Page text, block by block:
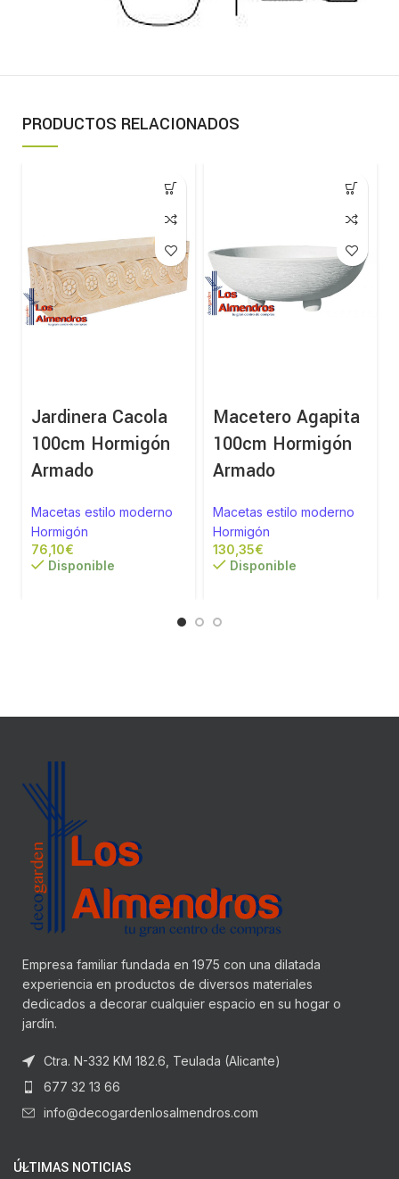
PRODUCTOS RELACIONADOS
Jardinera Cacola
100cm Hormigón
Armado
Macetas estilo moderno
Hormigón
€
Disponible
Macetero Agapita
100cm Hormigón
Armado
Macetas estilo moderno
Hormigón
€
Disponible
Empresa familiar fundada en 1975 con una dilatada
experiencia en productos de diversos materiales
dedicados a decorar cualquier espacio en su hogar o
jardín.
Ctra. N-332 KM 182.6, Teulada (Alicante)
677 32 13 66
info@decogardenlosalmendros.com
ÚLTIMAS NOTICIAS